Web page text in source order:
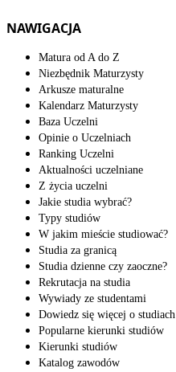
NAWIGACJA
Matura od A do Z
Niezbędnik Maturzysty
Arkusze maturalne
Kalendarz Maturzysty
Baza Uczelni
Opinie o Uczelniach
Ranking Uczelni
Aktualności uczelniane
Z życia uczelni
Jakie studia wybrać?
Typy studiów
W jakim mieście studiować?
Studia za granicą
Studia dzienne czy zaoczne?
Rekrutacja na studia
Wywiady ze studentami
Dowiedz się więcej o studiach
Popularne kierunki studiów
Kierunki studiów
Katalog zawodów